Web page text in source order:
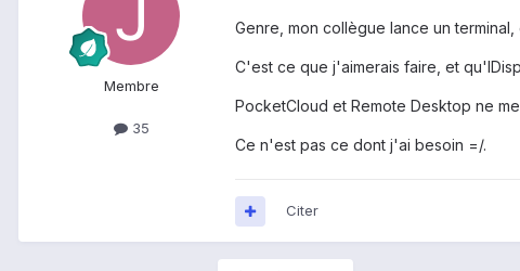
Membre
35
Genre, mon collègue lance un
C'est ce que j'aimerais faire, et
PocketCloud et Remote Desktop ne
Ce n'est pas ce dont j'ai besoin =/.
Citer